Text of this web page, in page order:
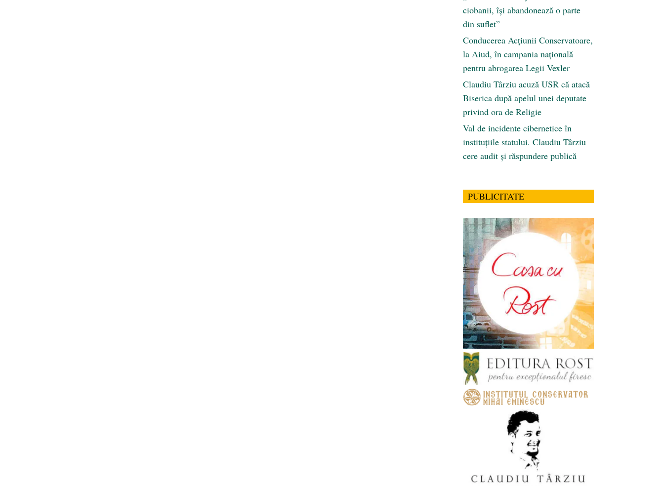
ciobanii, își abandonează o parte
din suflet”
Conducerea Acțiunii Conservatoare,
la Aiud, în campania națională
pentru abrogarea Legii Vexler
Claudiu Târziu acuză USR că atacă
Biserica după apelul unei deputate
privind ora de Religie
Val de incidente cibernetice în
instituțiile statului. Claudiu Târziu
cere audit și răspundere publică
PUBLICITATE